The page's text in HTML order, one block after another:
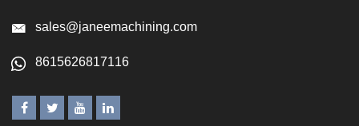
sales@janeemachining.com
8615626817116